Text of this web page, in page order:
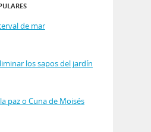
de mar
los sapos del jardín
paz o Cuna de Moisés